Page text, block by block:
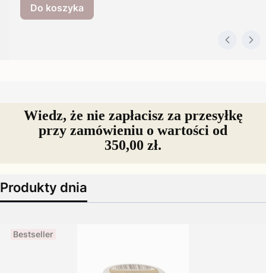
Do koszyka
Wiedz, że nie zapłacisz za przesyłkę
przy zamówieniu o wartości od
350,00 zł.
Produkty dnia
Bestseller